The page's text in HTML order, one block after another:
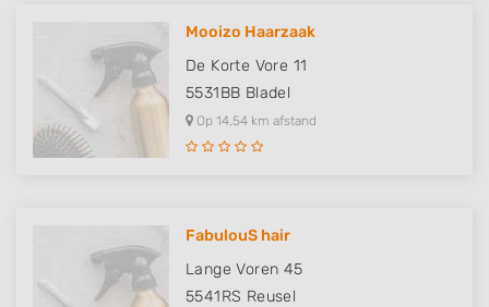
Mooizo Haarzaak
De Korte Vore 11
5531BB Bladel
Op 14,54 km afstand
FabulouS hair
Lange Voren 45
5541RS Reusel